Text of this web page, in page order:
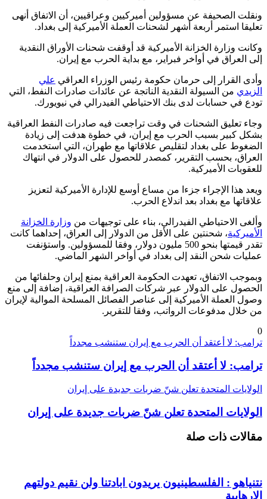
ونقلت الصحيفة عن مسؤولين أميركيين وعراقيين، أن الاتفاق أنهى
تعليقا استمر أربعة أشهر لشحنات العملة الأميركية إلى بغداد.
وكانت وزارة الخزانة الأميركية قد أوقفت شحنات الأوراق النقدية
إلى العراق في أواخر فبراير، مع بداية الحرب مع إيران.
وأدى القرار إلى حرمان حكومة رئيس الوزراء العراقي علي
الزيدي من السيولة النقدية الناتجة عن عائدات صادرات النفط، التي
تودع في حسابات لدى بنك الاحتياطي الفيدرالي في نيويورك.
وجاء تعليق الشحنات في وقت تراجعت فيه صادرات النفط العراقية
بشكل كبير بسبب الحرب مع إيران، في خطوة هدفت إلى زيادة
الضغوط على بغداد لتقليص علاقاتها مع طهران، التي استخدمت
العراق، بحسب التقرير، كمصدر للحصول على الدولار في انتهاك
للعقوبات الأميركية.
ويعد هذا الإجراء جزءا من مساع أوسع للإدارة الأميركية لتعزيز
علاقاتها مع بغداد بعد اندلاع الحرب.
وألغى الاحتياطي الفيدرالي، بناء على توجيهات من وزارة الخزانة
الأميركية، شحنتين على الأقل من الدولار إلى العراق، إحداهما كانت
تقدر قيمتها بنحو 500 مليون دولار، وفقا للمسؤولين. واستؤنفت
عمليات شحن النقد إلى بغداد في أواخر الشهر الماضي.
وبموجب الاتفاق، تعهدت الحكومة العراقية بمنع إيران وحلفائها من
الحصول على الدولار عبر شركات الصرافة العراقية، إضافة إلى منع
وصول العملة الأميركية إلى عناصر الفصائل المسلحة الموالية لإيران
من خلال مدفوعات الرواتب، وفقا للتقرير.
0
ترامب: لا أعتقد أن الحرب مع إيران ستنشب مجدداً
ترامب: لا أعتقد أن الحرب مع إيران ستنشب مجدداً
الولايات المتحدة تعلن شنّ ضربات جديدة على إيران
الولايات المتحدة تعلن شنّ ضربات جديدة على إيران
مقالات ذات صلة
نتنياهو : الفلسطينيون يريدون ابادتنا ولن نقيم دولتهم
الارهابية